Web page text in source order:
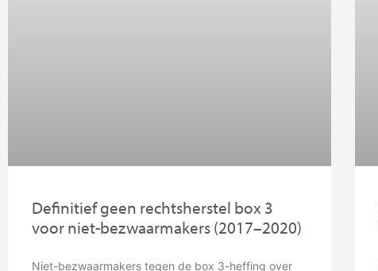
Definitief geen rechtsherstel box 3
voor niet-bezwaarmakers (2017–2020)
Niet-bezwaarmakers tegen de box 3-heffing over